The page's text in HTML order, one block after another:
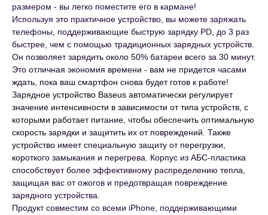
размером - вы легко поместите его в кармане!
Используя это практичное устройство, вы можете заряжать
телефоны, поддерживающие быструю зарядку PD, до 3 раз
быстрее, чем с помощью традиционных зарядных устройств.
Он позволяет зарядить около 50% батареи всего за 30 минут.
Это отличная экономия времени - вам не придется часами
ждать, пока ваш смартфон снова будет готов к работе!
Зарядное устройство Baseus автоматически регулирует
значение интенсивности в зависимости от типа устройств, с
которыми работает питание, чтобы обеспечить оптимальную
скорость зарядки и защитить их от повреждений. Также
устройство имеет специальную защиту от перегрузки,
короткого замыкания и перегрева. Корпус из АБС-пластика
способствует более эффективному распределению тепла,
защищая вас от ожогов и предотвращая повреждение
зарядного устройства.
Продукт совместим со всеми iPhone, поддерживающими